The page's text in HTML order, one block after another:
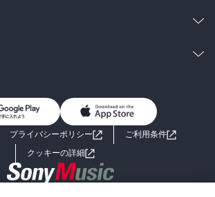
男子向けラノベ
小説
海外小説
お問い合わせ
プライバシーポリシー
ご利用条件
クッキーの詳細